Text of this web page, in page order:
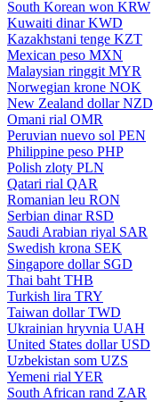
South Korean won KRW
Kuwaiti dinar KWD
Kazakhstani tenge KZT
Mexican peso MXN
Malaysian ringgit MYR
Norwegian krone NOK
New Zealand dollar NZD
Omani rial OMR
Peruvian nuevo sol PEN
Philippine peso PHP
Polish zloty PLN
Qatari rial QAR
Romanian leu RON
Serbian dinar RSD
Saudi Arabian riyal SAR
Swedish krona SEK
Singapore dollar SGD
Thai baht THB
Turkish lira TRY
Taiwan dollar TWD
Ukrainian hryvnia UAH
United States dollar USD
Uzbekistan som UZS
Yemeni rial YER
South African rand ZAR